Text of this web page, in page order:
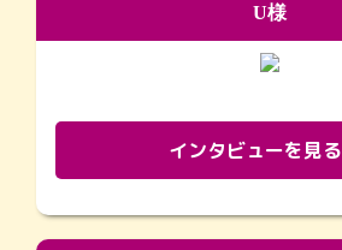
U様
インタビューを見る